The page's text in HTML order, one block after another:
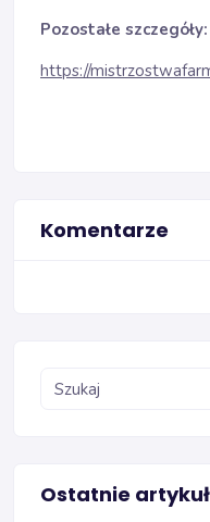
Pozostałe szczegóły:
https://
Komentarze
Ostatnie